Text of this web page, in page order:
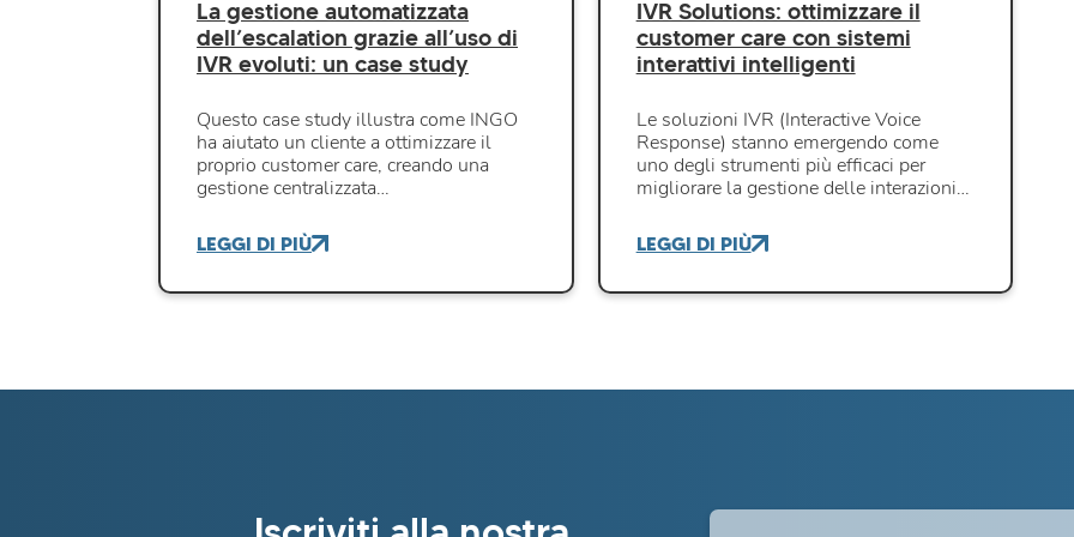
La gestione automatizzata
dell’escalation grazie all’uso di
IVR evoluti: un case study
Questo case study illustra come INGO
ha aiutato un cliente a ottimizzare il
proprio customer care, creando una
gestione centralizzata…
LEGGI DI PIÙ
IVR Solutions: ottimizzare il
customer care con sistemi
interattivi intelligenti
Le soluzioni IVR (Interactive Voice
Response) stanno emergendo come
uno degli strumenti più efficaci per
migliorare la gestione delle interazioni…
LEGGI DI PIÙ